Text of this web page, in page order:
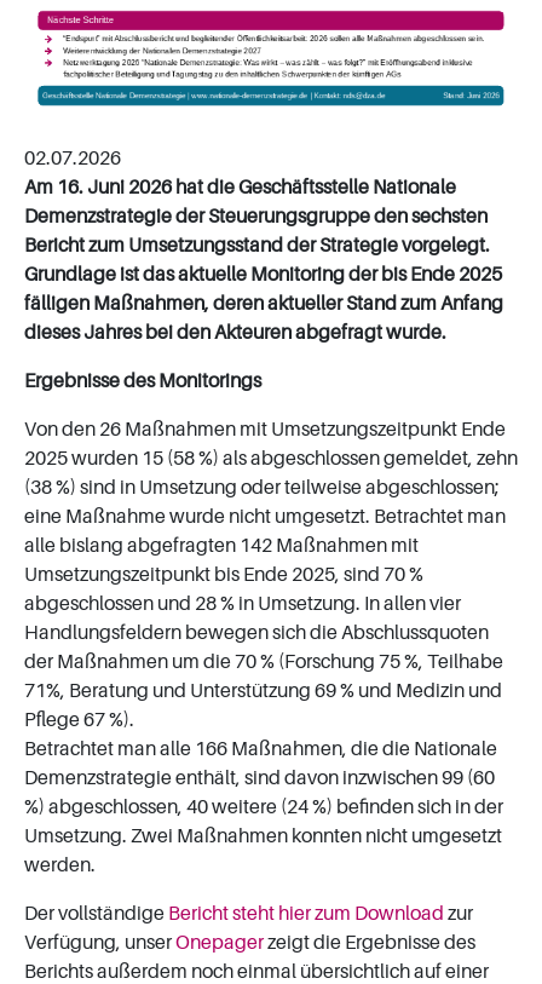
02.07.2026
Am 16. Juni 2026 hat die Geschäftsstelle Nationale
Demenzstrategie der Steuerungsgruppe den sechsten
Bericht zum Umsetzungsstand der Strategie vorgelegt.
Grundlage ist das aktuelle Monitoring der bis Ende 2025
fälligen Maßnahmen, deren aktueller Stand zum Anfang
dieses Jahres bei den Akteuren abgefragt wurde.
Ergebnisse des Monitorings
Von den 26 Maßnahmen mit Umsetzungszeitpunkt Ende
2025 wurden 15 (58 %) als abgeschlossen gemeldet, zehn
(38 %) sind in Umsetzung oder teilweise abgeschlossen;
eine Maßnahme wurde nicht umgesetzt. Betrachtet man
alle bislang abgefragten 142 Maßnahmen mit
Umsetzungszeitpunkt bis Ende 2025, sind 70 %
abgeschlossen und 28 % in Umsetzung. In allen vier
Handlungsfeldern bewegen sich die Abschlussquoten
der Maßnahmen um die 70 % (Forschung 75 %, Teilhabe
71%, Beratung und Unterstützung 69 % und Medizin und
Pflege 67 %).
Betrachtet man alle 166 Maßnahmen, die die Nationale
Demenzstrategie enthält, sind davon inzwischen 99 (60
%) abgeschlossen, 40 weitere (24 %) befinden sich in der
Umsetzung. Zwei Maßnahmen konnten nicht umgesetzt
werden.
Der vollständige Bericht steht hier zum Download zur
Verfügung, unserOnepagerzeigt die Ergebnisse des
Berichts außerdem noch einmal übersichtlich auf einer